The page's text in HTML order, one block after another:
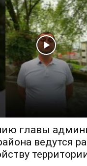
главы
ведутся